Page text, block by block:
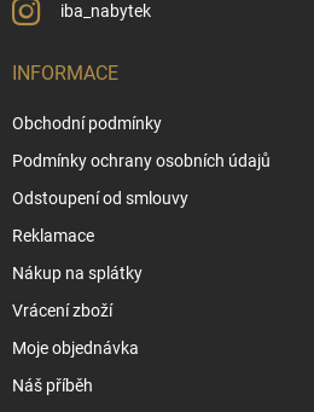
iba_nabytek
INFORMACE
Obchodní podmínky
Podmínky ochrany osobních údajů
Odstoupení od smlouvy
Reklamace
Nákup na splátky
Vrácení zboží
Moje objednávka
Náš příběh